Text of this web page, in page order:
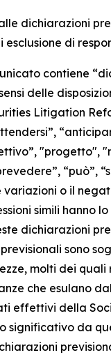
dichiarazioni
esclusione di
contiene
delle
Litigation
"progetto",
“può”,
variazioni o il
simili hanno
dichiarazioni
sono
molti dei
che esulano
effettivi della
significativo da